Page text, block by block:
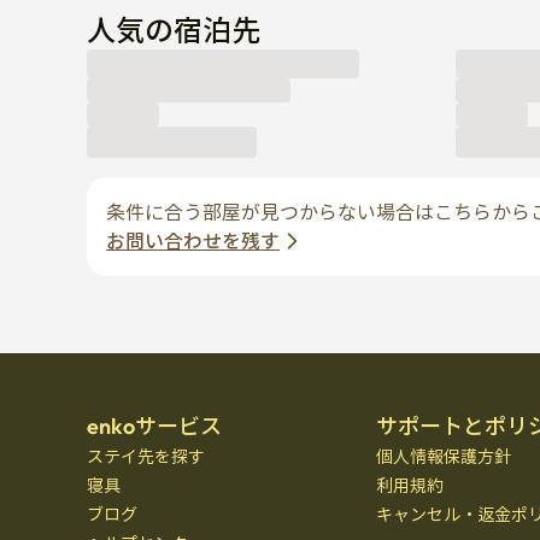
人気の宿泊先
条件に合う部屋が見つからない場合はこちらから
お問い合わせを残す
enkoサービス
ステイ先を探す
寝具
ブログ
サポートとポリ
個人情報保護方針
利用規約
キャンセル・返金ポ